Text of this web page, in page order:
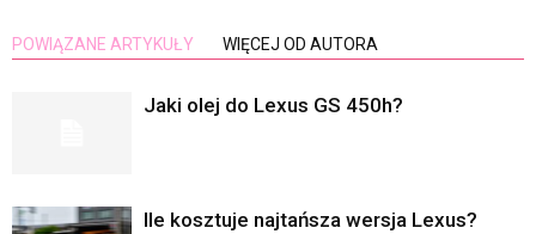
POWIĄZANE ARTYKUŁY WIĘCEJ OD AUTORA
Jaki olej do Lexus GS 450h?
Ile kosztuje najtańsza wersja Lexus?